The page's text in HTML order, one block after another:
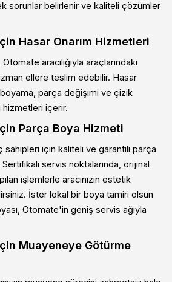
sorunlar belirlenir ve kaliteli çözümler
Hasar Onarım Hizmetleri
aracılığıyla araçlarındaki
ellere teslim edebilir. Hasar
parça değişimi ve çizik
hizmetleri içerir.
Parça Boya Hizmeti
sahipleri için kaliteli ve garantili parça
servis noktalarında, orijinal
işlemlerle aracınızın estetik
İster lokal bir boya tamiri olsun
Otomate'in geniş servis ağıyla
Muayeneye Götürme